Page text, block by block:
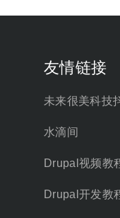
友情链接
未来很美科技
水滴间
Drupal视频教
Drupal开发教